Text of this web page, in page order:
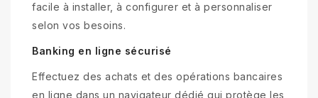
facile à installer, à configurer et à personnaliser
selon vos besoins.
Banking en ligne sécurisé
Effectuez des achats et des opérations bancaires
en ligne dans un navigateur dédié qui protège les